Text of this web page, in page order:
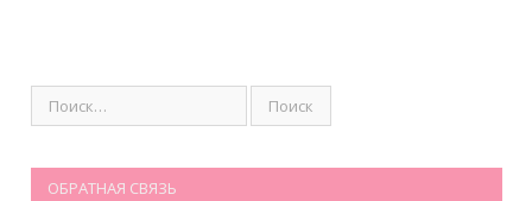
ОБРАТНАЯ СВЯЗЬ